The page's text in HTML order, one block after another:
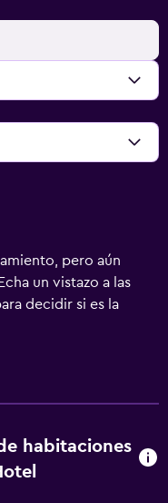
pero aún
un vistazo a las
decidir si es la
habitaciones